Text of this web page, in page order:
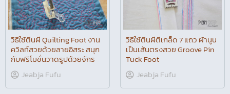
วิธีใช้ตีนผี Quilting Foot งาน
ควิลท์สวยด้วยลายอิสระ สนุก
กับฟรีโมชั่นวาดรูปด้วยจักร
Jeabja Fufu
วิธีใช้ตีนผีตีเกล็ด 7 แถว ผ้านูน
เป็นเส้นตรงสวย Groove Pin
Tuck Foot
Jeabja Fufu